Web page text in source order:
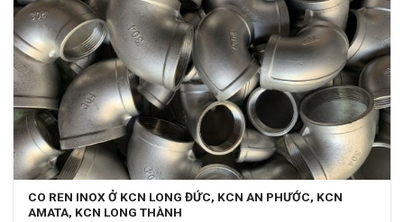
CO REN INOX Ở KCN LONG ĐỨC, KCN AN PHƯỚC, KCN
AMATA, KCN LONG THÀNH